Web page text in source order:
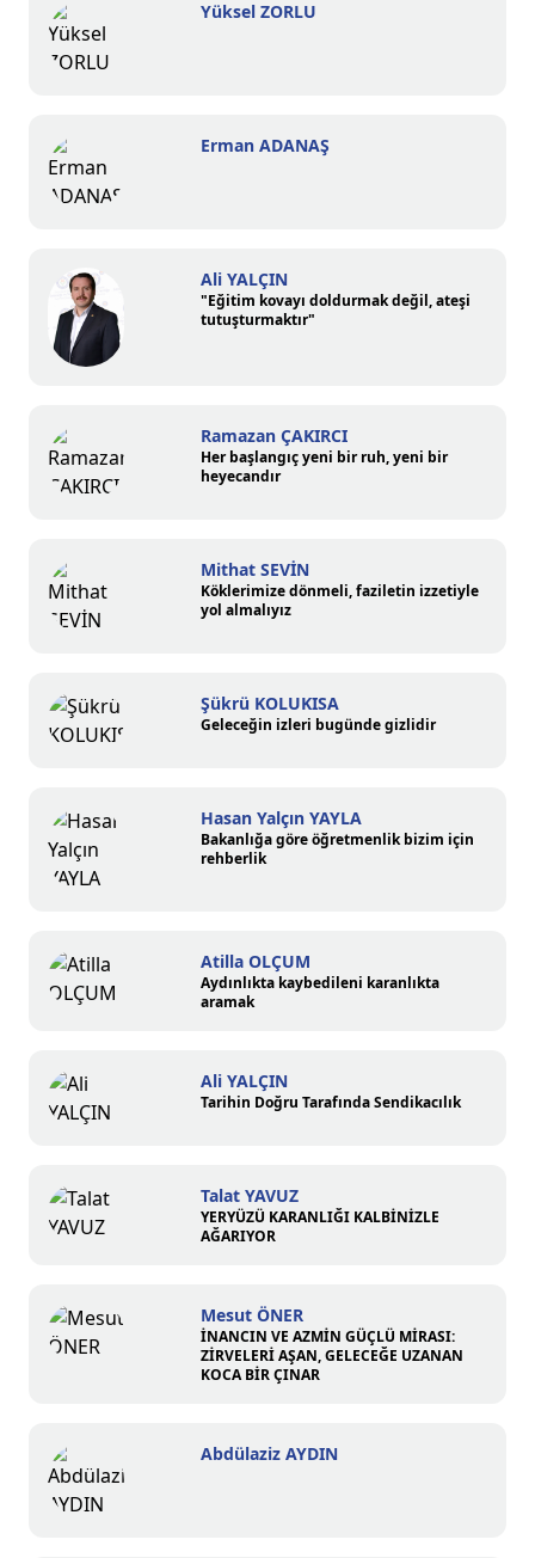
Yüksel ZORLU
Erman ADANAŞ
Ali YALÇIN
"Eğitim kovayı doldurmak değil, ateşi
tutuşturmaktır"
Ramazan ÇAKIRCI
Her başlangıç yeni bir ruh, yeni bir
heyecandır
Mithat SEVİN
Köklerimize dönmeli, faziletin izzetiyle
yol almalıyız
Şükrü KOLUKISA
Geleceğin izleri bugünde gizlidir
Hasan Yalçın YAYLA
Bakanlığa göre öğretmenlik bizim için
rehberlik
Atilla OLÇUM
Aydınlıkta kaybedileni karanlıkta
aramak
Ali YALÇIN
Tarihin Doğru Tarafında Sendikacılık
Talat YAVUZ
YERYÜZÜ KARANLIĞI KALBİNİZLE
AĞARIYOR
Mesut ÖNER
İNANCIN VE AZMİN GÜÇLÜ MİRASI:
ZİRVELERİ AŞAN, GELECEĞE UZANAN
KOCA BİR ÇINAR
Abdülaziz AYDIN